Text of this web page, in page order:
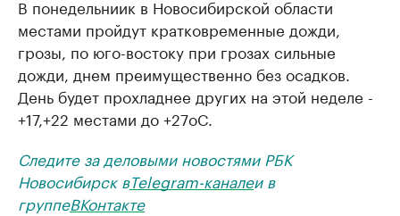
В понедельниик в Новосибирской области
местами пройдут кратковременные дожди,
грозы, по юго-востоку при грозах сильные
дожди, днем преимущественно без осадков.
День будет прохладнее других на этой неделе -
+17,+22 местами до +27oC.
Следите за деловыми новостями РБК
Новосибирск вTelegram-каналеи в
группеВКонтакте